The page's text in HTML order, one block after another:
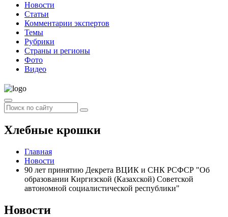
Новости
Статьи
Комментарии экспертов
Темы
Рубрики
Страны и регионы
Фото
Видео
Хлебные крошки
Главная
Новости
90 лет принятию Декрета ВЦИК и СНК РСФСР "Об
образовании Киргизской (Казахской) Советской
автономной социалистической республики"
Новости